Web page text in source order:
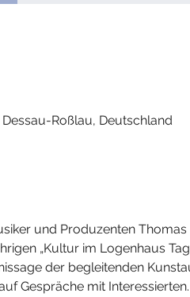
Roßlau, Deutschland
und Produzenten Thomas
„Kultur im Logenhaus
der begleitenden
Gespräche mit